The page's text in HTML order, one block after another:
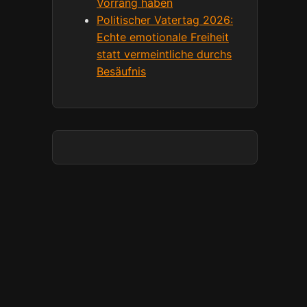
Vorrang haben
Politischer Vatertag 2026:
Echte emotionale Freiheit
statt vermeintliche durchs
Besäufnis